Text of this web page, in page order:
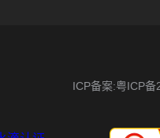
ICP备案:粤ICP